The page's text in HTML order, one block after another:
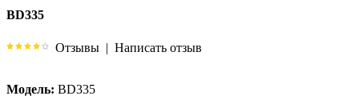
BD335
Отзывы | Написать отзыв
Модель: BD335